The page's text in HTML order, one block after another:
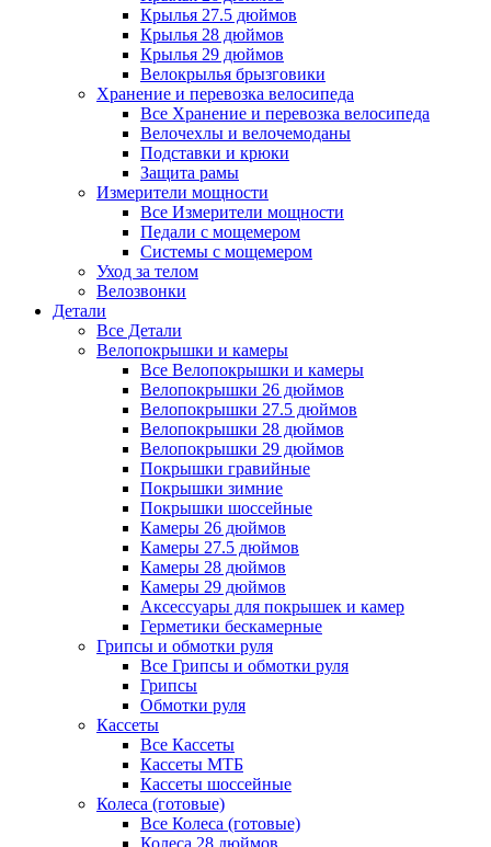
Крылья 27.5 дюймов
Крылья 28 дюймов
Крылья 29 дюймов
Велокрылья брызговики
Хранение и перевозка велосипеда
Все Хранение и перевозка велосипеда
Велочехлы и велочемоданы
Подставки и крюки
Защита рамы
Измерители мощности
Все Измерители мощности
Педали с мощемером
Системы с мощемером
Уход за телом
Велозвонки
Детали
Все Детали
Велопокрышки и камеры
Все Велопокрышки и камеры
Велопокрышки 26 дюймов
Велопокрышки 27.5 дюймов
Велопокрышки 28 дюймов
Велопокрышки 29 дюймов
Покрышки гравийные
Покрышки зимние
Покрышки шоссейные
Камеры 26 дюймов
Камеры 27.5 дюймов
Камеры 28 дюймов
Камеры 29 дюймов
Аксессуары для покрышек и камер
Герметики бескамерные
Грипсы и обмотки руля
Все Грипсы и обмотки руля
Грипсы
Обмотки руля
Кассеты
Все Кассеты
Кассеты МТБ
Кассеты шоссейные
Колеса (готовые)
Все Колеса (готовые)
Колеса 28 дюймов